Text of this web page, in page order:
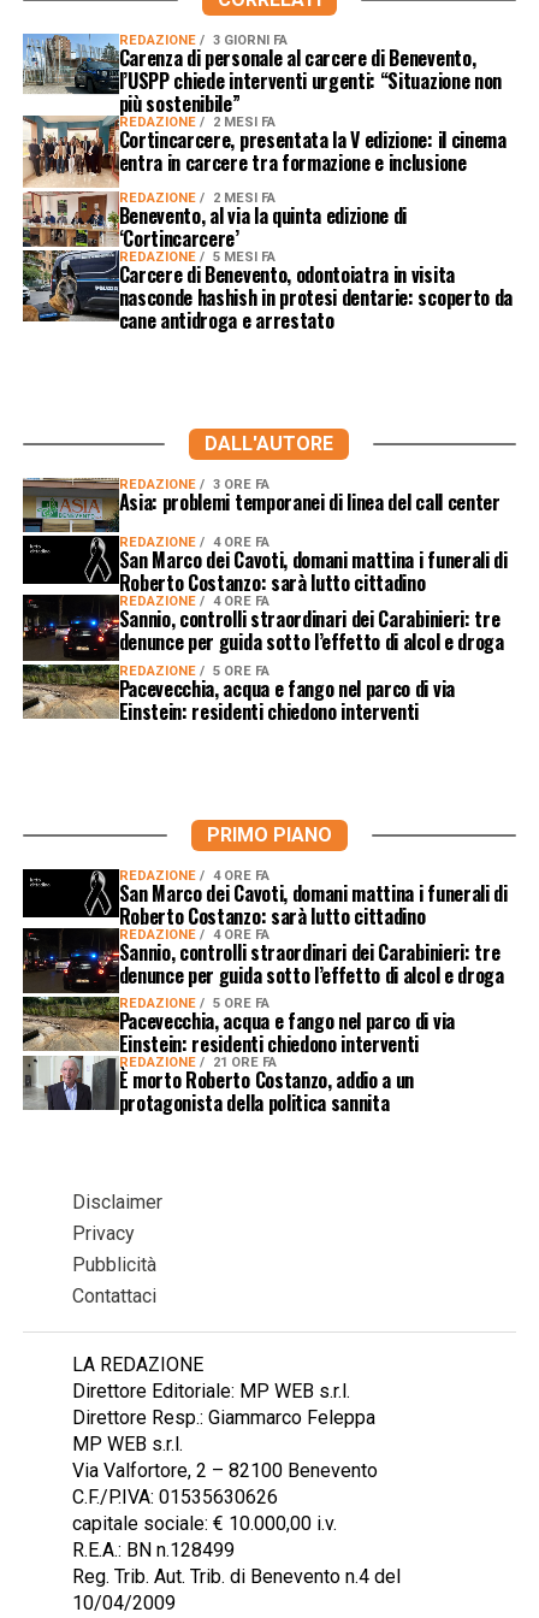
REDAZIONE 3 GIORNI FA
Carenza di personale al carcere di Benevento,
l’USPP chiede interventi urgenti: “Situazione non
più sostenibile”
REDAZIONE 2 MESI FA
Cortincarcere, presentata la V edizione: il cinema
entra in carcere tra formazione e inclusione
REDAZIONE 2 MESI FA
Benevento, al via la quinta edizione di
‘Cortincarcere’
REDAZIONE 5 MESI FA
Carcere di Benevento, odontoiatra in visita
nasconde hashish in protesi dentarie: scoperto da
cane antidroga e arrestato
DALL'AUTORE
REDAZIONE 3 ORE FA
Asia: problemi temporanei di linea del call center
REDAZIONE 4 ORE FA
San Marco dei Cavoti, domani mattina i funerali di
Roberto Costanzo: sarà lutto cittadino
REDAZIONE 4 ORE FA
Sannio, controlli straordinari dei Carabinieri: tre
denunce per guida sotto l’effetto di alcol e droga
REDAZIONE 5 ORE FA
Pacevecchia, acqua e fango nel parco di via
Einstein: residenti chiedono interventi
PRIMO PIANO
REDAZIONE 4 ORE FA
San Marco dei Cavoti, domani mattina i funerali di
Roberto Costanzo: sarà lutto cittadino
REDAZIONE 4 ORE FA
Sannio, controlli straordinari dei Carabinieri: tre
denunce per guida sotto l’effetto di alcol e droga
REDAZIONE 5 ORE FA
Pacevecchia, acqua e fango nel parco di via
Einstein: residenti chiedono interventi
REDAZIONE 21 ORE FA
È morto Roberto Costanzo, addio a un
protagonista della politica sannita
Disclaimer
Privacy
Pubblicità
Contattaci
LA REDAZIONE
Direttore Editoriale: MP WEB s.r.l.
Direttore Resp.: Giammarco Feleppa
MP WEB s.r.l.
Via Valfortore, 2 – 82100 Benevento
C.F./P.IVA: 01535630626
capitale sociale: € 10.000,00 i.v.
R.E.A.: BN n.128499
Reg. Trib. Aut. Trib. di Benevento n.4 del
10/04/2009